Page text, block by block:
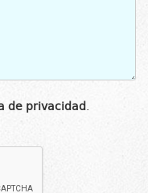
de privacidad.